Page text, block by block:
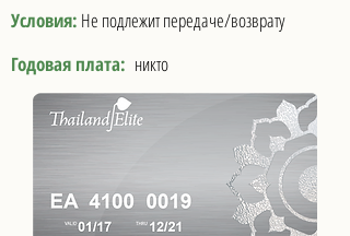
Условия: Не подлежит передаче/возврату
Годовая плата: никто